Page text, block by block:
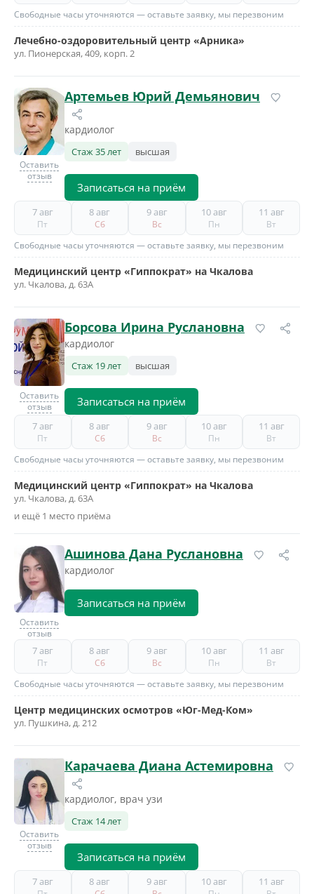
Свободные часы уточняются — оставьте заявку, мы перезвоним
Лечебно-оздоровительный центр «Арника»
ул. Пионерская, 409, корп. 2
Оставить
отзыв
Артемьев Юрий Демьянович
кардиолог
Стаж 35 лет высшая
Записаться на приём
7 авг
Пт
8 авг
Сб
9 авг
Вс
10 авг
Пн
11 авг
Вт
Свободные часы уточняются — оставьте заявку, мы перезвоним
Медицинский центр «Гиппократ» на Чкалова
ул. Чкалова, д. 63А
Оставить
отзыв
Борсова Ирина Руслановна
кардиолог
Стаж 19 лет высшая
Записаться на приём
7 авг
Пт
8 авг
Сб
9 авг
Вс
10 авг
Пн
11 авг
Вт
Свободные часы уточняются — оставьте заявку, мы перезвоним
Медицинский центр «Гиппократ» на Чкалова
ул. Чкалова, д. 63А
и ещё 1 место приёма
Оставить
отзыв
Ашинова Дана Руслановна
кардиолог
Записаться на приём
7 авг
Пт
8 авг
Сб
9 авг
Вс
10 авг
Пн
11 авг
Вт
Свободные часы уточняются — оставьте заявку, мы перезвоним
Центр медицинских осмотров «Юг-Мед-Ком»
ул. Пушкина, д. 212
Оставить
отзыв
Карачаева Диана Астемировна
кардиолог, врач узи
Стаж 14 лет
Записаться на приём
7 авг 8 авг 9 авг 10 авг 11 авг